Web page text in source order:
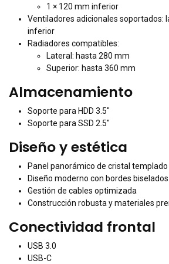
1 × 120 mm inferior
Ventiladores adicionales soportados:
inferior
Radiadores compatibles:
Lateral: hasta 280 mm
Superior: hasta 360 mm
Almacenamiento
Soporte para HDD 3.5"
Soporte para SSD 2.5"
Diseño y estética
Panel panorámico de cristal templado
Diseño moderno con bordes biselados
Gestión de cables optimizada
Construcción robusta y materiales
Conectividad frontal
USB 3.0
USB-C